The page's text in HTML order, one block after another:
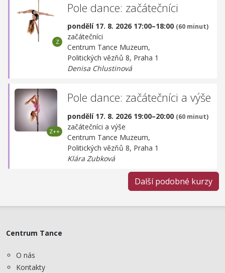
Pole dance: začátečníci
pondělí 17. 8. 2026 17:00–18:00 (60 minut)
začátečníci
Centrum Tance Muzeum,
Politických vězňů 8, Praha 1
Denisa Chlustinová
Pole dance: začátečníci a výše
pondělí 17. 8. 2026 19:00–20:00 (60 minut)
začátečníci a výše
Centrum Tance Muzeum,
Politických vězňů 8, Praha 1
Klára Zubková
Další podobné kurzy
Centrum Tance
O nás
Kontakty